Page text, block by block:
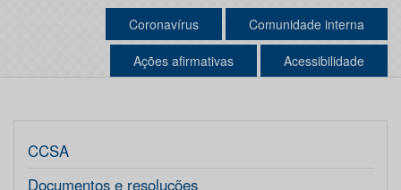
Coronavírus Comunidade interna
Ações afirmativas Acessibilidade
CCSA
Documentos e resoluções